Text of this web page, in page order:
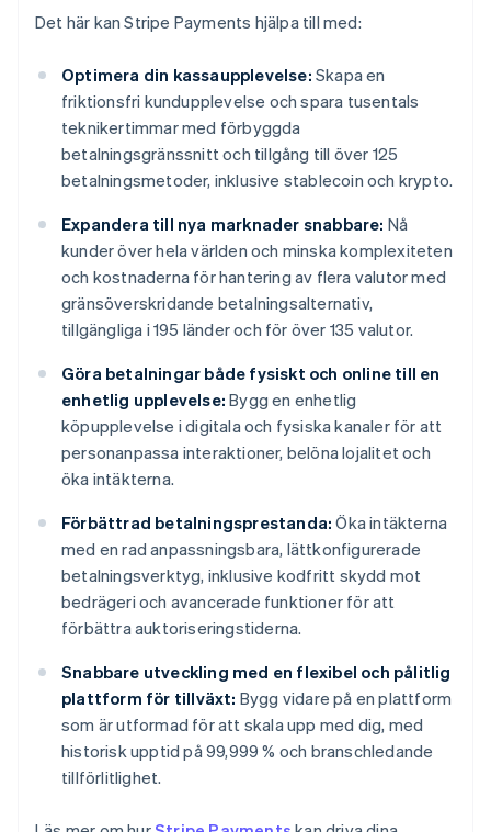
Det här kan Stripe Payments hjälpa till med:
Optimera din kassaupplevelse: Skapa en
friktionsfri kundupplevelse och spara tusentals
teknikertimmar med förbyggda
betalningsgränssnitt och tillgång till över 125
betalningsmetoder, inklusive stablecoin och krypto.
Expandera till nya marknader snabbare: Nå
kunder över hela världen och minska komplexiteten
och kostnaderna för hantering av flera valutor med
gränsöverskridande betalningsalternativ,
tillgängliga i 195 länder och för över 135 valutor.
Göra betalningar både fysiskt och online till en
enhetlig upplevelse: Bygg en enhetlig
köpupplevelse i digitala och fysiska kanaler för att
personanpassa interaktioner, belöna lojalitet och
öka intäkterna.
Förbättrad betalningsprestanda: Öka intäkterna
med en rad anpassningsbara, lättkonfigurerade
betalningsverktyg, inklusive kodfritt skydd mot
bedrägeri och avancerade funktioner för att
förbättra auktoriseringstiderna.
Snabbare utveckling med en flexibel och pålitlig
plattform för tillväxt: Bygg vidare på en plattform
som är utformad för att skala upp med dig, med
historisk upptid på 99,999 % och branschledande
tillförlitlighet.